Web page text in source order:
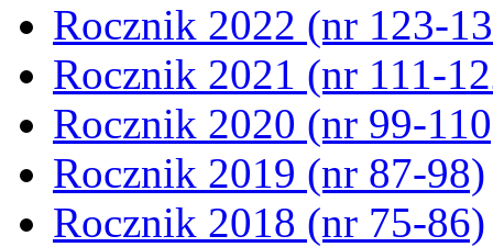
Rocznik 2022 (nr 123-
Rocznik 2021 (nr 111-
Rocznik 2020 (nr 99-
Rocznik 2019 (nr 87-98)
Rocznik 2018 (nr 75-86)